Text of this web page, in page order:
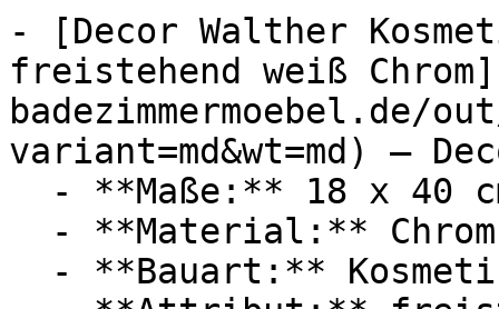
- [Decor Walther
freistehend weiß
badezimmermoebel.de/
variant=md&wt=md) —